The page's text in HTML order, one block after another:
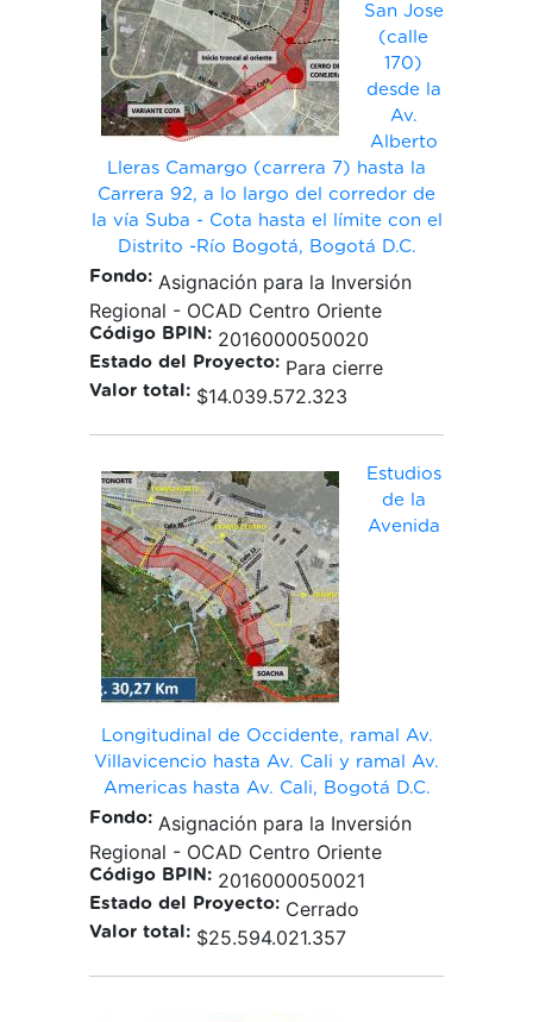
San Jose
(calle
170)
desde la
Av.
Alberto
Lleras Camargo (carrera 7) hasta la
Carrera 92, a lo largo del corredor de
la vía Suba - Cota hasta el límite con el
Distrito -Río Bogotá, Bogotá D.C.
Fondo: Asignación para la Inversión
Regional - OCAD Centro Oriente
Código BPIN: 2016000050020
Estado del Proyecto: Para cierre
Valor total: $14.039.572.323
Estudios
de la
Avenida
Longitudinal de Occidente, ramal Av.
Villavicencio hasta Av. Cali y ramal Av.
Americas hasta Av. Cali, Bogotá D.C.
Fondo: Asignación para la Inversión
Regional - OCAD Centro Oriente
Código BPIN: 2016000050021
Estado del Proyecto: Cerrado
Valor total: $25.594.021.357